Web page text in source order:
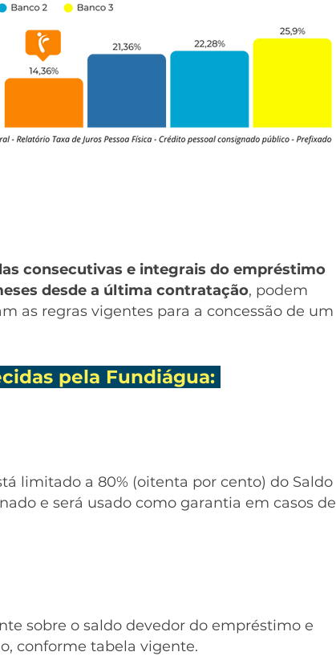
consecutivas e integrais do empréstimo
desde a última contratação, podem
as regras vigentes para a concessão de um
pela Fundiágua:
limitado a 80% (oitenta por cento) do Saldo
e será usado como garantia em casos de
sobre o saldo devedor do empréstimo e
conforme tabela vigente.